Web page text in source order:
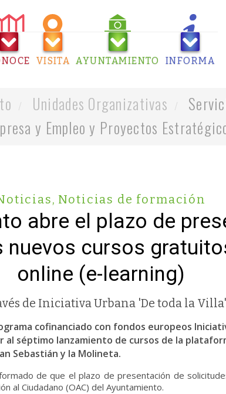
VISITA AYUNTAMIENTO INFORMA
Unidades Organizativas
y Empleo y Proyectos
, Noticias de formación
abre el plazo de
cursos
online (e-learning)
de Iniciativa Urbana 'De toda la Villa'
cofinanciado con fondos europeos
al séptimo lanzamiento de cursos de la
Sebastián y la Molineta.
de que el plazo de presentación de
al Ciudadano (OAC) del Ayuntamiento.